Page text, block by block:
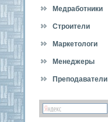
Медработники
Строители
Маркетологи
Менеджеры
Преподаватели